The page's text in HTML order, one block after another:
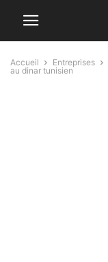
Accueil Entreprises
au dinar tunisien